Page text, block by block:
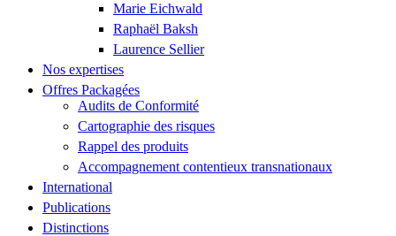
Marie Eichwald
Raphaël Baksh
Laurence Sellier
Nos expertises
Offres Packagées
Audits de Conformité
Cartographie des risques
Rappel des produits
Accompagnement contentieux transnationaux
International
Publications
Distinctions